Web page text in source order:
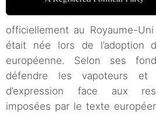
officiellement au Royaume-
était née lors de l’adoption
européenne. Selon ses
défendre les vapoteurs et
d’expression face aux
imposées par le texte